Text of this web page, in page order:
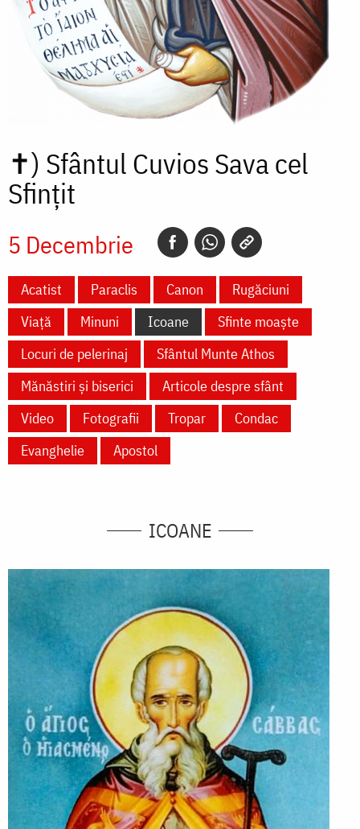
✝) Sfântul Cuvios Sava cel
Sfințit
5 Decembrie
Acatist Paraclis Canon
Rugăciuni
Viață
Minuni Icoane
Sfinte moaște
Locuri de pelerinaj
Sfântul Munte Athos
Mănăstiri și biserici
Articole despre sfânt
Video
Fotografii Tropar
Condac
Evanghelie
Apostol
ICOANE